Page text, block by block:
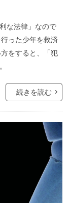
な法律」なので
った少年を救済
をすると、「犯
続きを読む
カーサー
マウイ島
キ宣言